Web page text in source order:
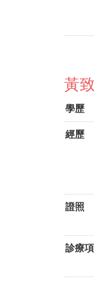
黃
學歷
經歷
證照
診療項